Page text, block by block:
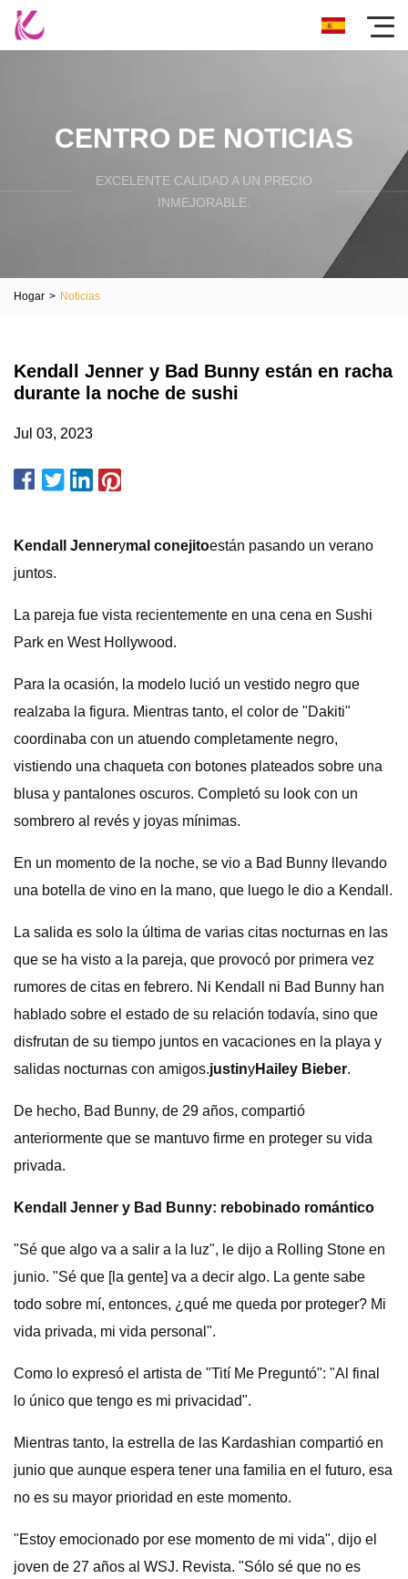
CENTRO DE NOTICIAS
EXCELENTE CALIDAD A UN PRECIO
INMEJORABLE.
Hogar > Noticias
Kendall Jenner y Bad Bunny están en racha
durante la noche de sushi
Jul 03, 2023
Kendall Jennerymal conejitoestán pasando un verano
juntos.
La pareja fue vista recientemente en una cena en Sushi
Park en West Hollywood.
Para la ocasión, la modelo lució un vestido negro que
realzaba la figura. Mientras tanto, el color de "Dakiti"
coordinaba con un atuendo completamente negro,
vistiendo una chaqueta con botones plateados sobre una
blusa y pantalones oscuros. Completó su look con un
sombrero al revés y joyas mínimas.
En un momento de la noche, se vio a Bad Bunny llevando
una botella de vino en la mano, que luego le dio a Kendall.
La salida es solo la última de varias citas nocturnas en las
que se ha visto a la pareja, que provocó por primera vez
rumores de citas en febrero. Ni Kendall ni Bad Bunny han
hablado sobre el estado de su relación todavía, sino que
disfrutan de su tiempo juntos en vacaciones en la playa y
salidas nocturnas con amigos.justinyHailey Bieber.
De hecho, Bad Bunny, de 29 años, compartió
anteriormente que se mantuvo firme en proteger su vida
privada.
Kendall Jenner y Bad Bunny: rebobinado romántico
"Sé que algo va a salir a la luz", le dijo a Rolling Stone en
junio. "Sé que [la gente] va a decir algo. La gente sabe
todo sobre mí, entonces, ¿qué me queda por proteger? Mi
vida privada, mi vida personal".
Como lo expresó el artista de "Tití Me Preguntó": "Al final
lo único que tengo es mi privacidad".
Mientras tanto, la estrella de las Kardashian compartió en
junio que aunque espera tener una familia en el futuro, esa
no es su mayor prioridad en este momento.
"Estoy emocionado por ese momento de mi vida", dijo el
joven de 27 años al WSJ. Revista. "Sólo sé que no es